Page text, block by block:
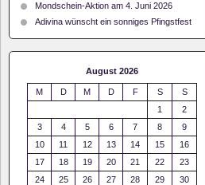
Mondschein-Aktion am 4. Juni 2026
Adivina wünscht ein sonniges Pfingstfest
August 2026
M D M D F S
S
1
2
3
4 5 6 7 8
9
10
11 12 13 14 15
16
17
18 19 20 21 22
23
24
25 26 27 28 29
30